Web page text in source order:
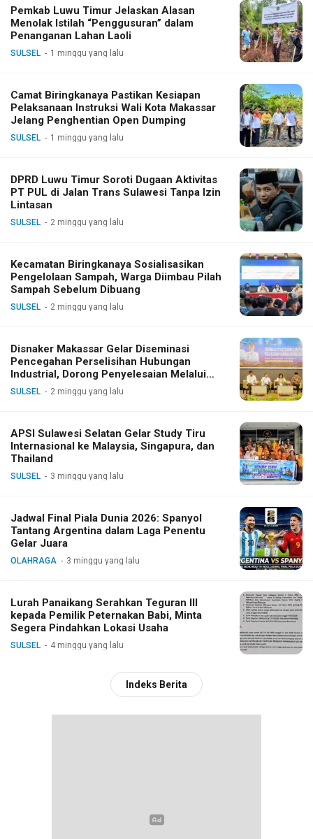
Pemkab Luwu Timur Jelaskan Alasan
Menolak Istilah “Penggusuran” dalam
Penanganan Lahan Laoli
SULSEL 1 minggu yang lalu
Camat Biringkanaya Pastikan Kesiapan
Pelaksanaan Instruksi Wali Kota Makassar
Jelang Penghentian Open Dumping
SULSEL 1 minggu yang lalu
DPRD Luwu Timur Soroti Dugaan Aktivitas
PT PUL di Jalan Trans Sulawesi Tanpa Izin
Lintasan
SULSEL 2 minggu yang lalu
Kecamatan Biringkanaya Sosialisasikan
Pengelolaan Sampah, Warga Diimbau Pilah
Sampah Sebelum Dibuang
SULSEL 2 minggu yang lalu
Disnaker Makassar Gelar Diseminasi
Pencegahan Perselisihan Hubungan
Industrial, Dorong Penyelesaian Melalui
Dialog
SULSEL 2 minggu yang lalu
APSI Sulawesi Selatan Gelar Study Tiru
Internasional ke Malaysia, Singapura, dan
Thailand
SULSEL 3 minggu yang lalu
Jadwal Final Piala Dunia 2026: Spanyol
Tantang Argentina dalam Laga Penentu
Gelar Juara
OLAHRAGA 3 minggu yang lalu
Lurah Panaikang Serahkan Teguran III
kepada Pemilik Peternakan Babi, Minta
Segera Pindahkan Lokasi Usaha
SULSEL 4 minggu yang lalu
Indeks Berita